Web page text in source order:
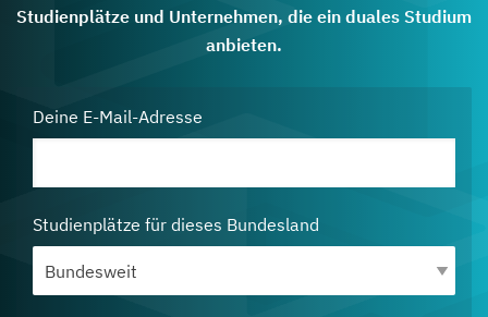
Studienplätze und Unternehmen, die ein duales Studium
anbieten.
Deine E-Mail-Adresse
Studienplätze für dieses Bundesland